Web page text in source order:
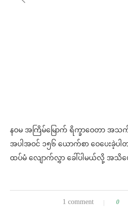
နဝမ အကြိမ်မြောက် ရိက္ခာဝေတာ အ
အပါအဝင် ၁၅၆ ယောက်စာ ဝေပေးခဲ့
ထပ်မံ လျောက်လွှာ ခေါ်ပါမယ်လို့ အသိပ
1 comment 0